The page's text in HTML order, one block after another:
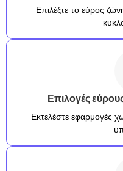
Επιλέξτε το εύρος
Επιλογές
Εκτελέστε εφαρμογές